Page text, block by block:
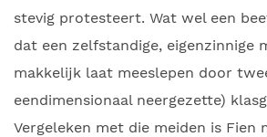
stevig protesteert. Wat wel een
dat een zelfstandige, eigenzinnige
makkelijk laat meeslepen door
eendimensionaal neergezette)
Vergeleken met die meiden is Fien